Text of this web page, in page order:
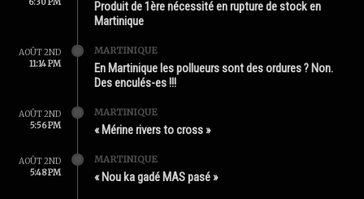
Produit de 1ère nécessité en rupture de stock en
Martinique
AOÛT 2ND
11:14 PM
MARTINIQUE
En Martinique les pollueurs sont des ordures ? Non.
Des enculés-es !!!
AOÛT 2ND
5:56 PM
MARTINIQUE
« Mérine rivers to cross »
AOÛT 2ND
5:48 PM
MARTINIQUE
« Nou ka gadé MAS pasé »